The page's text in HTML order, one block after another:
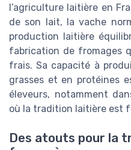
l’agriculture laitière en
de son lait, la vache
production laitière
fabrication de fromages
frais. Sa capacité à
grasses et en protéines
éleveurs, notamment
où la tradition laitière est
Des atouts pour la